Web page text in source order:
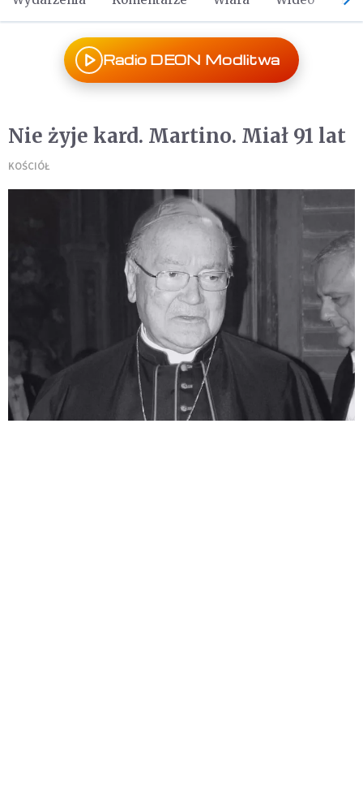
Radio DEON Modlitwa
Nie żyje kard. Martino. Miał 91 lat
KOŚCIÓŁ